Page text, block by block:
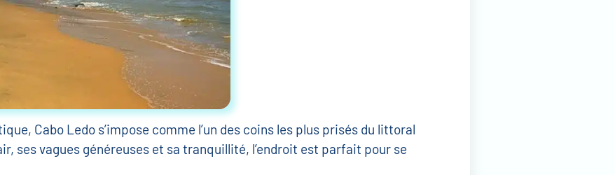
Cabo Ledo s’impose comme l’un des coins les plus prisés du littoral
ses vagues généreuses et sa tranquillité, l’endroit est parfait pour se